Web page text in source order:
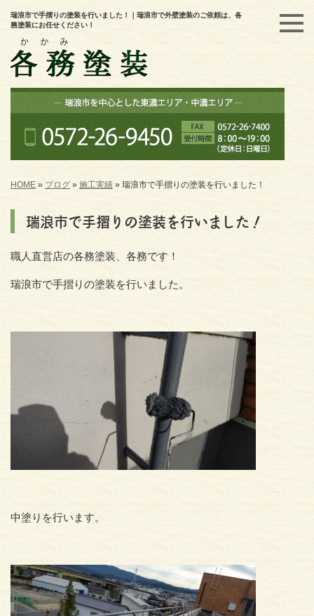
瑞浪市で手摺りの塗装を行いました！｜瑞浪市で外壁塗装のご依頼は、各
務塗装にお任せください！
HOME » ブログ » 施工実績 » 瑞浪市で手摺りの塗装を行いました！
瑞浪市で手摺りの塗装を行いました！
職人直営店の各務塗装、各務です！
瑞浪市で手摺りの塗装を行いました。
中塗りを行います。